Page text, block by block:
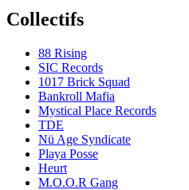
Collectifs
88 Rising
SIC Records
1017 Brick Squad
Bankroll Mafia
Mystical Place Records
TDE
Nü Age Syndicate
Playa Posse
Heurt
M.O.O.R Gang